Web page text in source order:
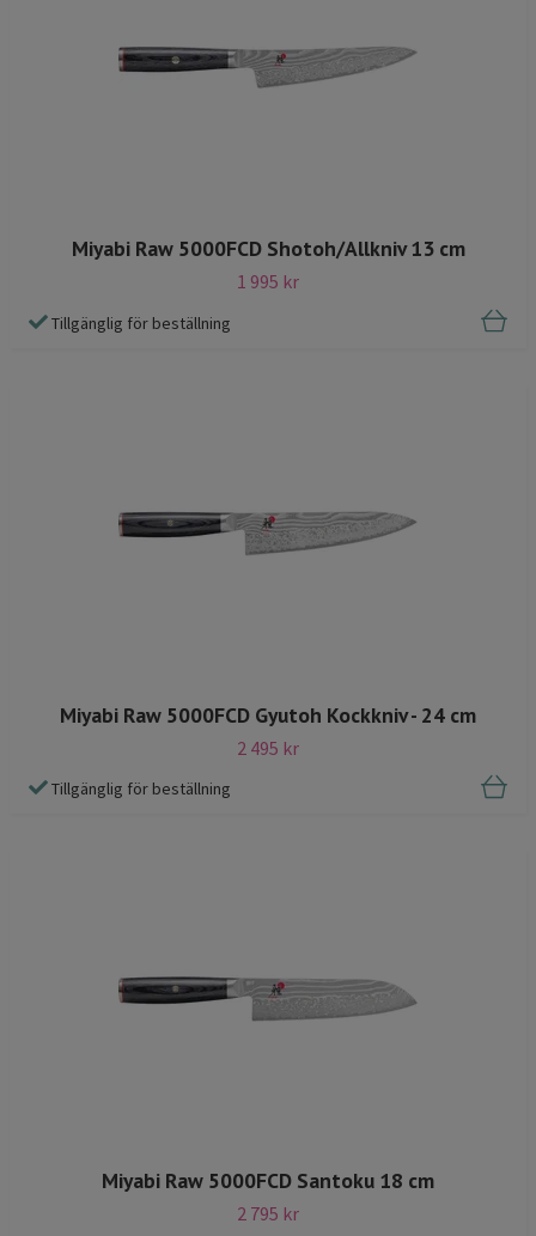
Miyabi Raw 5000FCD Shotoh/Allkniv 13 cm
1 995 kr
Tillgänglig för beställning
Miyabi Raw 5000FCD Gyutoh Kockkniv - 24 cm
2 495 kr
Tillgänglig för beställning
Miyabi Raw 5000FCD Santoku 18 cm
2 795 kr